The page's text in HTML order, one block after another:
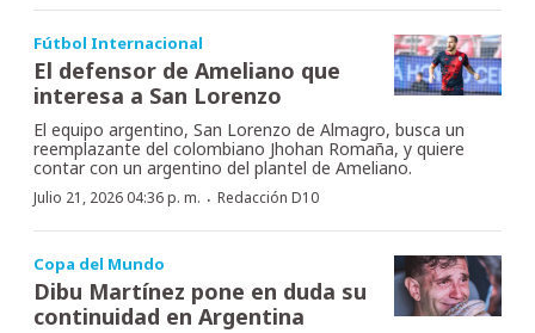
Fútbol Internacional
El defensor de Ameliano que
interesa a San Lorenzo
El equipo argentino, San Lorenzo de Almagro, busca un
reemplazante del colombiano Jhohan Romaña, y quiere
contar con un argentino del plantel de Ameliano.
Julio 21, 2026 04:36 p. m. · Redacción D10
Copa del Mundo
Dibu Martínez pone en duda su
continuidad en Argentina